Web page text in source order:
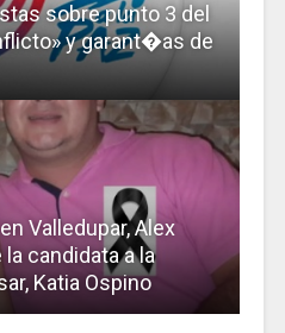
sobre punto 3 del
y garant�as de
Valledupar, Alex
candidata a la
Katia Ospino